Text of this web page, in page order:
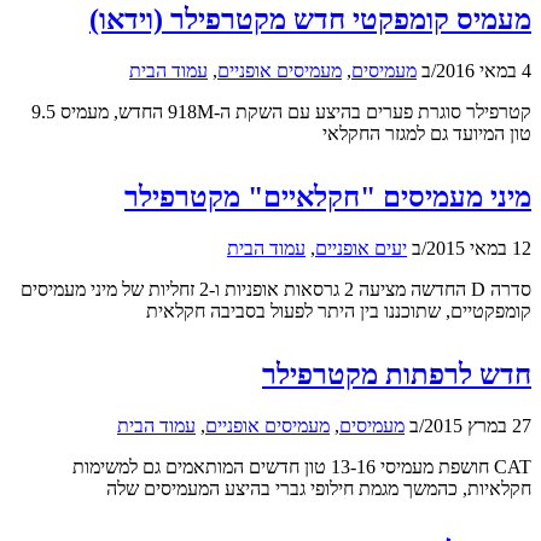
מעמיס קומפקטי חדש מקטרפילר (וידאו)
4 במאי 2016 /ב מעמיסים, מעמיסים אופניים, עמוד הבית
קטרפילר סוגרת פערים בהיצע עם השקת ה-918M החדש, מעמיס 9.5
טון המיועד גם למגזר החקלאי
מיני מעמיסים "חקלאיים" מקטרפילר
12 במאי 2015 /ב יעים אופניים, עמוד הבית
סדרה D החדשה מציעה 2 גרסאות אופניות ו-2 זחליות של מיני מעמיסים
קומפקטיים, שתוכננו בין היתר לפעול בסביבה חקלאית
חדש לרפתות מקטרפילר
27 במרץ 2015 /ב מעמיסים, מעמיסים אופניים, עמוד הבית
CAT חושפת מעמיסי 13-16 טון חדשים המותאמים גם למשימות
חקלאיות, כהמשך מגמת חילופי גברי בהיצע המעמיסים שלה